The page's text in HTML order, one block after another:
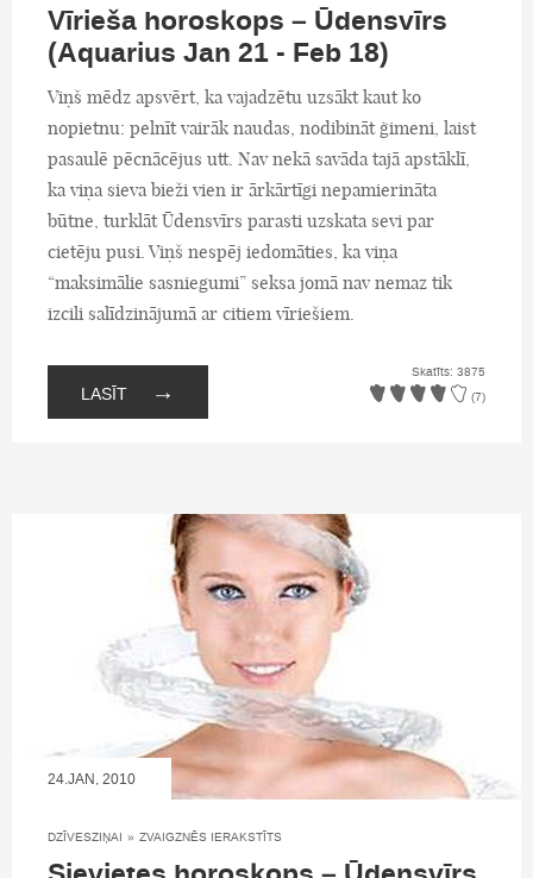
Vīrieša horoskops – Ūdensvīrs
(Aquarius Jan 21 - Feb 18)
Viņš mēdz apsvērt, ka vajadzētu uzsākt kaut ko
nopietnu: pelnīt vairāk naudas, nodibināt ģimeni, laist
pasaulē pēcnācējus utt. Nav nekā savāda tajā apstāklī,
ka viņa sieva bieži vien ir ārkārtīgi nepamierināta
būtne, turklāt Ūdensvīrs parasti uzskata sevi par
cietēju pusi. Viņš nespēj iedomāties, ka viņa
“maksimālie sasniegumi” seksa jomā nav nemaz tik
izcili salīdzinājumā ar citiem vīriešiem.
LASĪT →
Skatīts: 3875
(7)
24.JAN, 2010
DZĪVESZIŅAI » ZVAIGZNĒS IERAKSTĪTS